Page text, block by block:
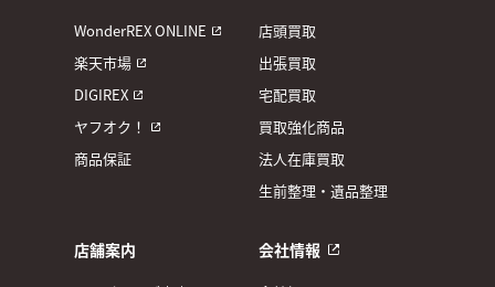
WonderREX ONLINE
楽天市場
DIGIREX
ヤフオク！
商品保証
店頭買取
出張買取
宅配買取
買取強化商品
法人在庫買取
生前整理・遺品整理
店舗案内 会社情報